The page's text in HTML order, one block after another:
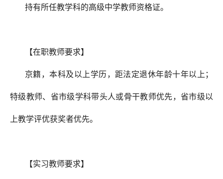
持有所任教学科的高级中学教师资格证。
【在职教师要求】
京籍，本科及以上学历，距法定退休年龄十年以上；
特级教师、省市级学科带头人或骨干教师优先，省市级以
上教学评优获奖者优先。
【实习教师要求】